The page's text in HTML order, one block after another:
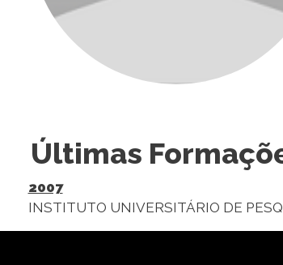
Últimas
2007
INSTITUTO UNIVERSITÁRIO DE